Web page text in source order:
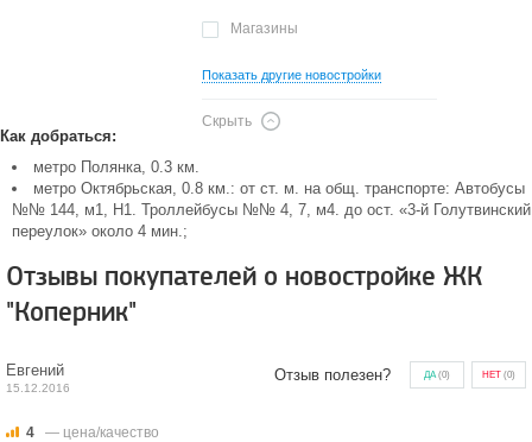
Магазины
Показать другие новостройки
Скрыть
Как добраться:
метро Полянка, 0.3 км.
метро Октябрьская, 0.8 км.: от ст. м. на общ. транспорте: Автобусы
№№ 144, м1, Н1. Троллейбусы №№ 4, 7, м4. до ост. «3-й Голутвинский
переулок» около 4 мин.;
Отзывы покупателей о новостройке ЖК
"Коперник"
Евгений
15.12.2016
Отзыв полезен? ДА(0) НЕТ (0)
4
— цена/качество